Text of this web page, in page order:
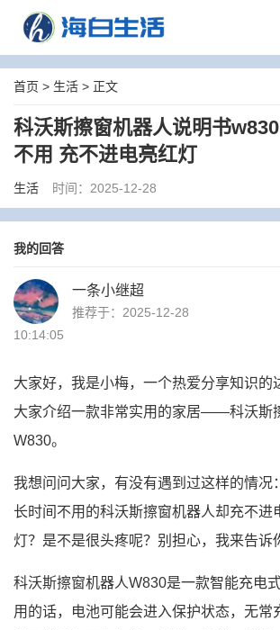
首页 > 生活 > 正文
科沃斯擦窗机器人说明书
不用 充不进电亮红灯
生活 时间：2025-12-28
我的回答
一条小继超
推荐于：2025-12-28
10:14:05
大家好，我是小梅，一个热爱分享知识的
大家介绍一款非常实用的家居——科沃斯
W830。
我想问问大家，有没有遇到过这样的情况
长时间不用的科沃斯擦窗机器人却充不进
灯？是不是很头疼呢？别担心，我来告诉
科沃斯擦窗机器人W830是一款智能充电
用的话，电池可能会进入保护状态，无常